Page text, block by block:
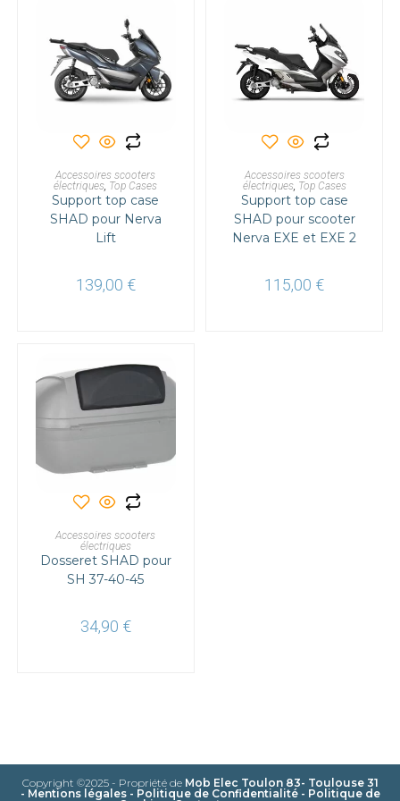
AJOUTER AU PANIER
Accessoires scooters
électriques, Top Cases
Support top case
SHAD pour Nerva
Lift
139,00 €
AJOUTER AU PANIER
Accessoires scooters
électriques, Top Cases
Support top case
SHAD pour scooter
Nerva EXE et EXE 2
115,00 €
AJOUTER AU PANIER
Accessoires scooters
électriques
Dosseret SHAD pour
SH 37-40-45
34,90 €
Copyright ©2025 - Propriété de Mob Elec Toulon 83- Toulouse 31
- Mentions légales- Politique de Confidentialité- Politique de